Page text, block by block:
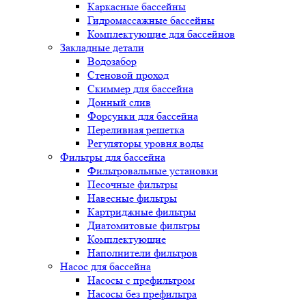
Каркасные бассейны
Гидромассажные бассейны
Комплектующие для бассейнов
Закладные детали
Водозабор
Стеновой проход
Скиммер для бассейна
Донный слив
Форсунки для бассейна
Переливная решетка
Регуляторы уровня воды
Фильтры для бассейна
Фильтровальные установки
Песочные фильтры
Навесные фильтры
Картриджные фильтры
Диатомитовые фильтры
Комплектующие
Наполнители фильтров
Насос для бассейна
Насосы с префильтром
Насосы без префильтра